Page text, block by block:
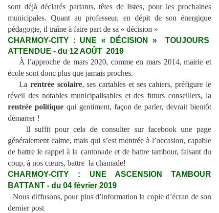
sont déjà déclarés partants, têtes de listes, pour les prochaines
municipales. Quant au professeur, en dépit de son énergique
pédagogie, il traîne à faire part de sa « décision »
CHARMOY-CITY : UNE « DÉCISION » TOUJOURS
ATTENDUE - du 12 AOÛT 2019
À l’approche de mars 2020, comme en mars 2014, mairie et
école sont donc plus que jamais proches.
La rentrée scolaire, ses cartables et ses cahiers, préfigure le
réveil des notables municipalisables et des futurs conseillers, la
rentrée politiquequi gentiment, façon de parler, devrait bientôt
démarrer !
Il suffit pour cela de consulter sur facebook une page
généralement calme, mais qui s’est montrée à l’occasion, capable
de battre le rappel à la cantonade et de battre tambour, faisant du
coup, à nos cœurs, battre la chamade!
CHARMOY-CITY : UNE ASCENSION TAMBOUR
BATTANT - du 04 février 2019
Nous diffusons, pour plus d’information la copie d’écran de son
dernier post